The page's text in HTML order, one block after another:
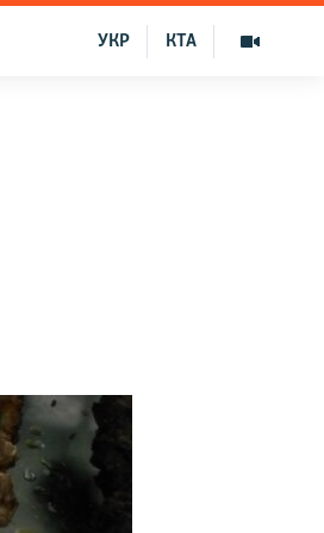
КТА
УКР